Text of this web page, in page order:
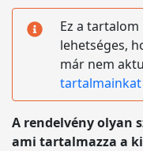
Ez a
lehetséges,
már nem
A rendelvény olyan
ami tartalmazza a